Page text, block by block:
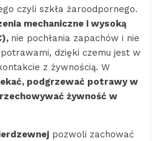
czyli szkła żaroodpornego.
mechaniczne i wysoką
), nie pochłania zapachów i nie
dzięki czemu jest w
z żywnością. W
podgrzewać potrawy w
żywność w
pozwoli zachować